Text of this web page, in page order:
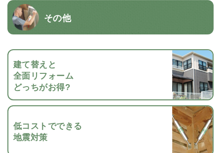
その他
建て替えと
全面リフォーム
どっちがお得?
低コストでできる
地震対策